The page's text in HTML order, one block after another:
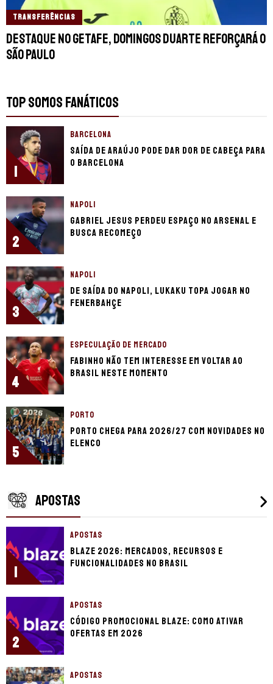
TRANSFERÊNCIAS
Destaque no Getafe, Domingos Duarte reforçará o
São Paulo
TOP SOMOS FANÁTICOS
1
BARCELONA
Saída de Araújo pode dar dor de cabeça para
o Barcelona
2
NAPOLI
Gabriel Jesus perdeu espaço no Arsenal e
busca recomeço
3
NAPOLI
De saída do Napoli, Lukaku topa jogar no
Fenerbahçe
4
ESPECULAÇÃO DE MERCADO
Fabinho não tem interesse em voltar ao
Brasil neste momento
5
PORTO
Porto chega para 2026/27 com novidades no
elenco
APOSTAS
1
APOSTAS
Blaze 2026: mercados, recursos e
funcionalidades no Brasil
2
APOSTAS
Código promocional Blaze: como ativar
ofertas em 2026
APOSTAS